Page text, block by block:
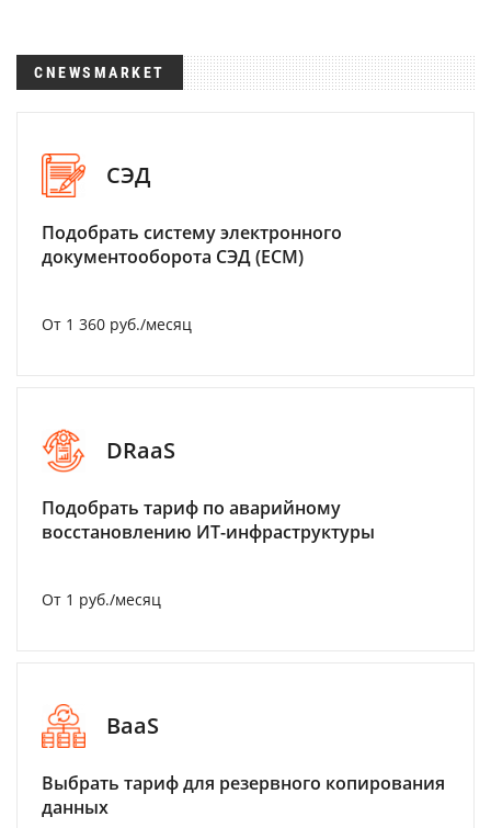
CNEWSMARKET
СЭД
Подобрать систему электронного
документооборота СЭД (ECM)
От 1 360 руб./месяц
DRaaS
Подобрать тариф по аварийному
восстановлению ИТ-инфраструктуры
От 1 руб./месяц
BaaS
Выбрать тариф для резервного копирования
данных